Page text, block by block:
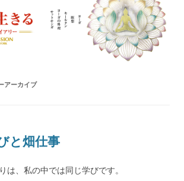
を生きる — MAHAYOGI
MISSION ブログ
アーカイブ
と畑仕事
は、私の中では同じ学びです。